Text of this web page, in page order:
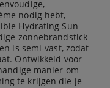
nodig hebt,
Hydrating Sun
zonnebrandstick
is semi-vast, zodat
Ontwikkeld voor
manier om
te krijgen die je